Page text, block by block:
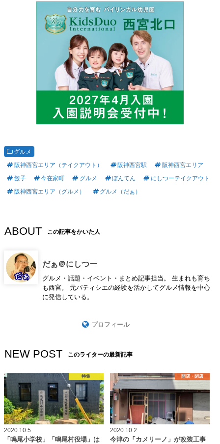
グルメ
阪神西宮エリア（テイクアウト）
阪神西宮駅
阪神西宮エリア
餃子
今在家町 グルメ ぼんてん
にしつーテイクアウト
阪神西宮エリア（グルメ）
グルメ（だぁ）
ABOUT この記事をかいた人
だぁ＠にしつー
グルメ・話題・イベント・まとめ記事担当。 生まれも育ち
も西宮。 元パティシエの経験を活かしてグルメ情報を中心
に発信している。
プロフィール
NEW POST このライターの最新記事
特集
2020.10.5
「鳴尾小学校」「鳴尾村役場」は
開店・閉店
2020.10.2
今津の「カメリーノ」が改装工事